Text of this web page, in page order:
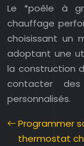
Le *poêle à
chauffage
choisissant un
adoptant une
la construction
contacter
personnalisés.
Programmer
thermostat